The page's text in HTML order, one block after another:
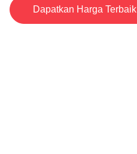
Dapatkan Harga Terbaik